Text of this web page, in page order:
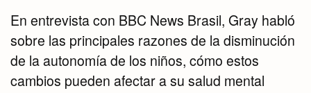
En entrevista con BBC News Brasil, Gray habló
sobre las principales razones de la disminución
de la autonomía de los niños, cómo estos
cambios pueden afectar a su salud mental